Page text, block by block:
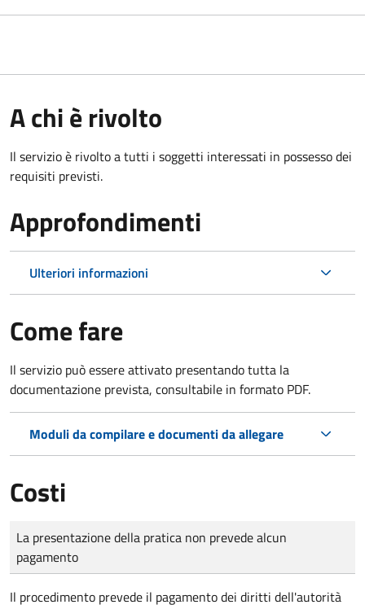
A chi è rivolto
Il servizio è rivolto a tutti i soggetti interessati in possesso dei
requisiti previsti.
Approfondimenti
Ulteriori informazioni
Come fare
Il servizio può essere attivato presentando tutta la
documentazione prevista, consultabile in formato PDF.
Moduli da compilare e documenti da allegare
Costi
Tipo di pagamento
Importo
La presentazione della pratica non prevede alcun
pagamento
Il procedimento prevede il pagamento dei diritti dell'autorità